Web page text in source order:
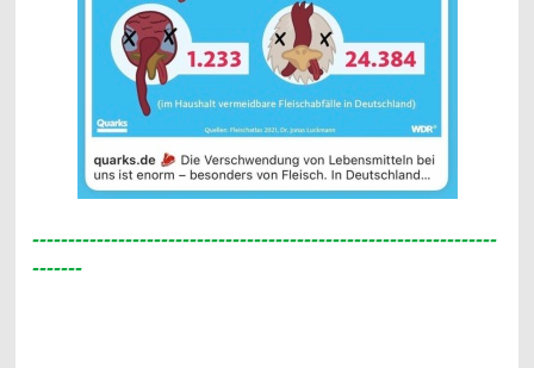
-----------------------------------------------------------------
-------